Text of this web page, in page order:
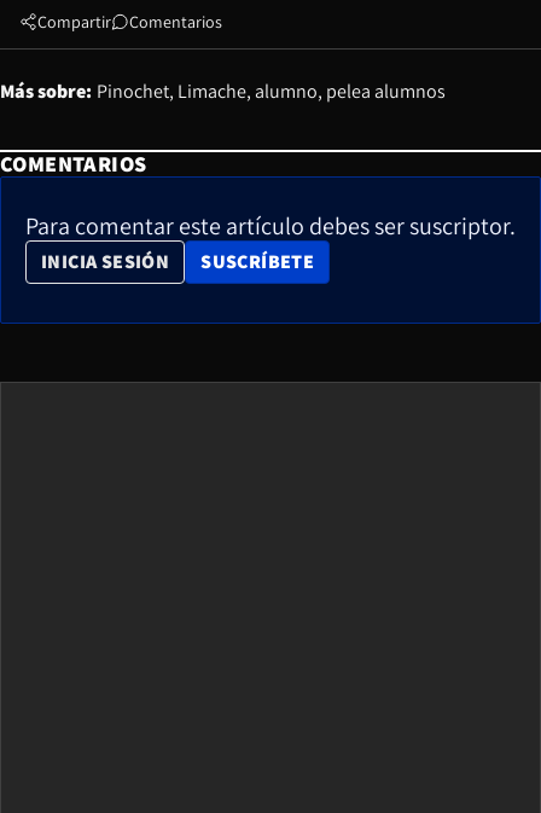
Compartir Comentarios
Más sobre: Pinochet Limache alumno pelea alumnos
COMENTARIOS
Para comentar este artículo debes ser suscriptor.
INICIA SESIÓN SUSCRÍBETE
OPENS IN NEW WINDOW